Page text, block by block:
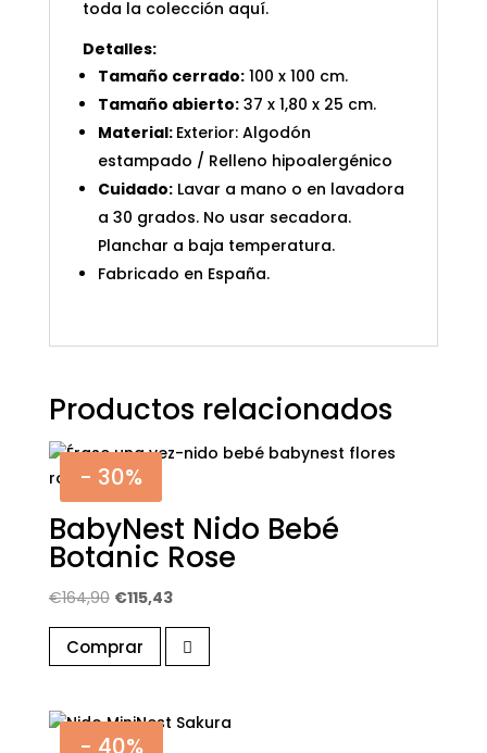
toda la colección aquí.
Detalles:
Tamaño cerrado:100 x 100 cm.
Tamaño abierto:37 x 1,80 x 25 cm.
Material: Exterior: Algodón
estampado / Relleno hipoalergénico
Cuidado:Lavar a mano o en lavadora
a 30 grados. No usar secadora.
Planchar a baja temperatura.
Fabricado en España.
Productos relacionados
- 30%
BabyNest Nido Bebé
Botanic Rose
€164,90 El
precio
original
era:
€115,43El
precio
actual
es:
Comprar
- 40%